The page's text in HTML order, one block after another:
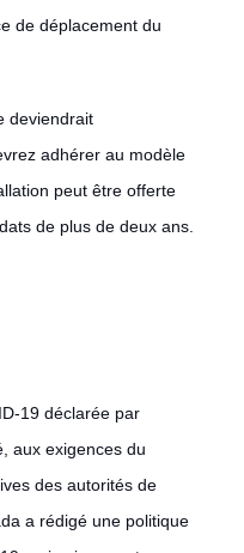
de déplacement du
deviendrait
adhérer au modèle
peut être offerte
de plus de deux ans.
19 déclarée par
aux exigences du
des autorités de
a rédigé une politique